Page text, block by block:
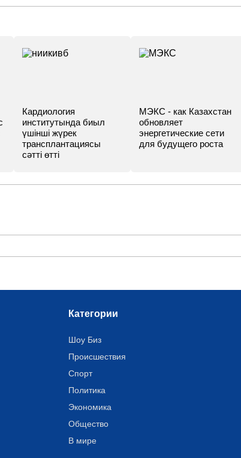
Кардиология
институтында биыл
үшінші жүрек
трансплантациясы
сәтті өтті
МЭКС - как Казахстан
обновляет
энергетические сети
для будущего роста
Категории
Шоу Биз
Происшествия
Спорт
Политика
Экономика
Общество
В мире